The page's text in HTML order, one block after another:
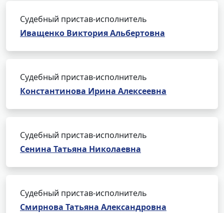
Судебный пристав-исполнитель
Иващенко Виктория Альбертовна
Судебный пристав-исполнитель
Константинова Ирина Алексеевна
Судебный пристав-исполнитель
Сенина Татьяна Николаевна
Судебный пристав-исполнитель
Смирнова Татьяна Александровна